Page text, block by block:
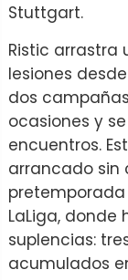
Stuttgart.
Ristic arrastra
lesiones
dos
ocasiones y
encuentros.
arrancado sin
pretemporada
LaLiga,
suplencias:
acumulados